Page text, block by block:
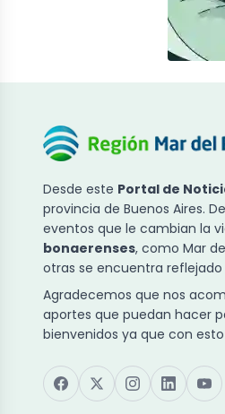
Desde este Portal de
provincia de Buenos Aires.
eventos que le cambian la
bonaerenses, como Mar
otras se encuentra
Agradecemos que nos
aportes que puedan hacer
bienvenidos ya que con